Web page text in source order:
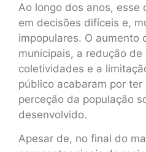
Ao longo dos anos, esse
em decisões difíceis e,
impopulares. O aumento
municipais, a redução
coletividades e a
público acabaram por
perceção da população
desenvolvido.
Apesar de, no final do